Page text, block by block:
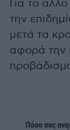
Για το
την
μετά τα
αφορά την